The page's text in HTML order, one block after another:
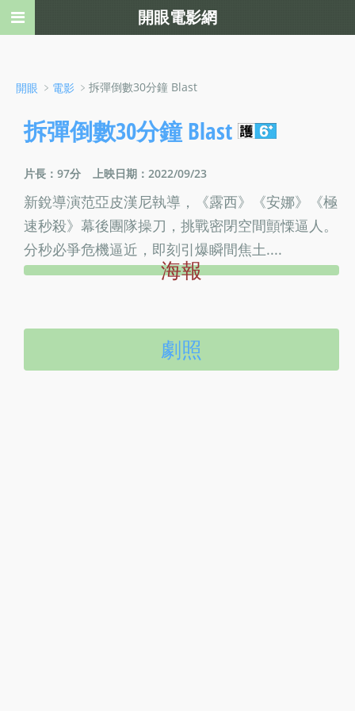
開眼 ﹥ 電影 ﹥拆彈倒數30分鐘 Blast
拆彈倒數30分鐘 Blast
片長：97分 上映日期：2022/09/23
新銳導演范亞皮漢尼執導，《露西》《安娜》《極
速秒殺》幕後團隊操刀，挑戰密閉空間顫慄逼人。
分秒必爭危機逼近，即刻引爆瞬間焦土....
海報
劇照
開眼電影網